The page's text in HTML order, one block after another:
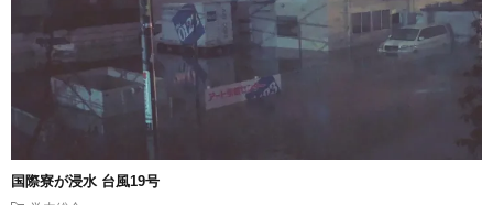
国際寮が浸水 台風19号